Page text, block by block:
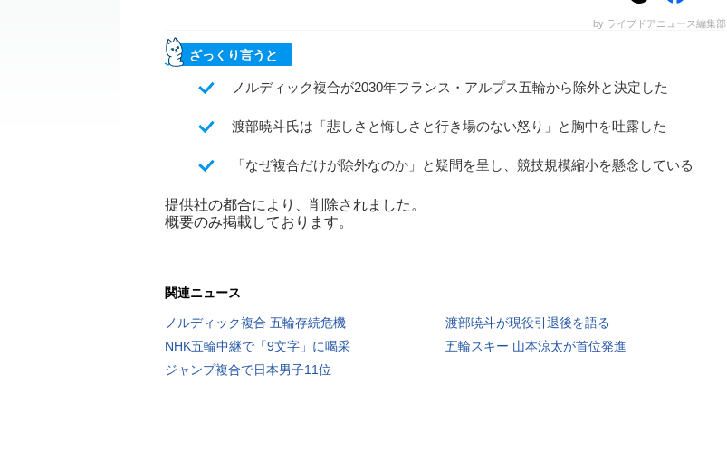
by ライブドアニュース編集部
ざっくり言うと
ノルディック複合が2030年フランス・アルプス五輪から除外と決定した
渡部暁斗氏は「悲しさと悔しさと行き場のない怒り」と胸中を吐露した
「なぜ複合だけが除外なのか」と疑問を呈し、競技規模縮小を懸念している
提供社の都合により、削除されました。
概要のみ掲載しております。
関連ニュース
ノルディック複合 五輪存続危機
渡部暁斗が現役引退後を語る
NHK五輪中継で「9文字」に喝采
五輪スキー 山本涼太が首位発進
ジャンプ複合で日本男子11位